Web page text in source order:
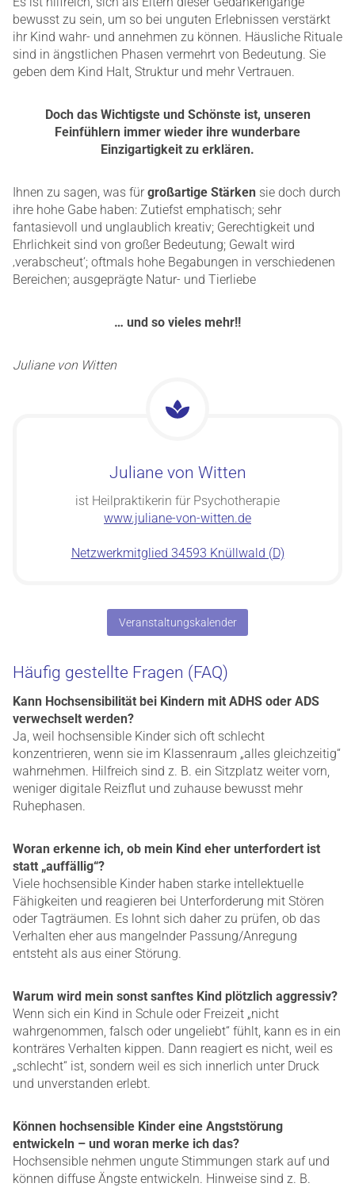
bewusst zu sein, um so bei unguten Erlebnissen verstärkt
ihr Kind wahr- und annehmen zu können. Häusliche Rituale
sind in ängstlichen Phasen vermehrt von Bedeutung. Sie
geben dem Kind Halt, Struktur und mehr Vertrauen.
Doch das Wichtigste und Schönste ist, unseren
Feinfühlern immer wieder ihre wunderbare
Einzigartigkeit zu erklären.
Ihnen zu sagen, was für großartige Stärken sie doch durch
ihre hohe Gabe haben: Zutiefst emphatisch; sehr
fantasievoll und unglaublich kreativ; Gerechtigkeit und
Ehrlichkeit sind von großer Bedeutung; Gewalt wird
‚verabscheut‘; oftmals hohe Begabungen in verschiedenen
Bereichen; ausgeprägte Natur- und Tierliebe
… und so vieles mehr!!
Juliane von Witten
Juliane von Witten
ist Heilpraktikerin für Psychotherapie
www.juliane-von-witten.de
Netzwerkmitglied 34593 Knüllwald (D)
Veranstaltungskalender
Häufig gestellte Fragen (FAQ)
Kann Hochsensibilität bei Kindern mit ADHS oder ADS
verwechselt werden?
Ja, weil hochsensible Kinder sich oft schlecht
konzentrieren, wenn sie im Klassenraum „alles gleichzeitig“
wahrnehmen. Hilfreich sind z. B. ein Sitzplatz weiter vorn,
weniger digitale Reizflut und zuhause bewusst mehr
Ruhephasen.
Woran erkenne ich, ob mein Kind eher unterfordert ist
statt „auffällig“?
Viele hochsensible Kinder haben starke intellektuelle
Fähigkeiten und reagieren bei Unterforderung mit Stören
oder Tagträumen. Es lohnt sich daher zu prüfen, ob das
Verhalten eher aus mangelnder Passung/Anregung
entsteht als aus einer Störung.
Warum wird mein sonst sanftes Kind plötzlich aggressiv?
Wenn sich ein Kind in Schule oder Freizeit „nicht
wahrgenommen, falsch oder ungeliebt“ fühlt, kann es in ein
konträres Verhalten kippen. Dann reagiert es nicht, weil es
„schlecht“ ist, sondern weil es sich innerlich unter Druck
und unverstanden erlebt.
Können hochsensible Kinder eine Angststörung
entwickeln – und woran merke ich das?
Hochsensible nehmen ungute Stimmungen stark auf und
können diffuse Ängste entwickeln. Hinweise sind z. B.